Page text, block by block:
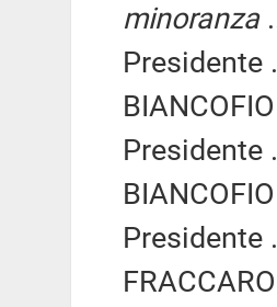
minoranza
Presidente
Presidente
Presidente